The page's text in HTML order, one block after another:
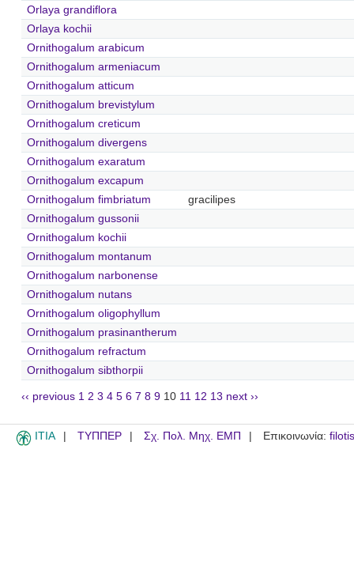
Orlaya grandiflora
Orlaya kochii
Ornithogalum arabicum
Ornithogalum armeniacum
Ornithogalum atticum
Ornithogalum brevistylum
Ornithogalum creticum
Ornithogalum divergens
Ornithogalum exaratum
Ornithogalum excapum
Ornithogalum fimbriatum
gracilipes
Ornithogalum gussonii
Ornithogalum kochii
Ornithogalum montanum
Ornithogalum narbonense
Ornithogalum nutans
Ornithogalum oligophyllum
Ornithogalum prasinantherum
Ornithogalum refractum
Ornithogalum sibthorpii
‹‹ previous 1 2 3 4 5 6 7 8 9 10 11 12 13 next ››
ITIA ΤΥΠΠΕΡ Σχ. Πολ. Μηχ. ΕΜΠ Επικοινωνία: